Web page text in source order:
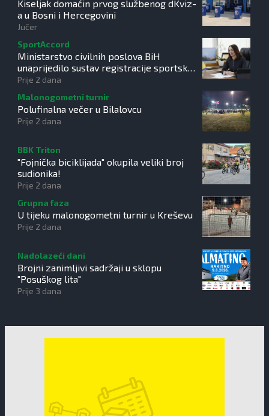
Kiseljak domaćin prvog službenog dKviz-
a u Bosni i Hercegovini
Jučer
SportAccord
Ministarstvo civilnih poslova BiH
unaprijedilo sustav registracije sportskih
organizacija
Prije 2 dana
Malonogometni turnir
Polufinalna večer u Bilalovcu
Prije 2 dana
BBK Triton
"Fojnička biciklijada" okupila veliki broj
sudionika!
Prije 2 dana
Grupna faza
U tijeku malonogometni turnir u Kreševu
Prije 2 dana
Nadolazeći dani
Brojni zanimljivi sadržaji u sklopu
"Posuškog lita"
Prije 3 dana